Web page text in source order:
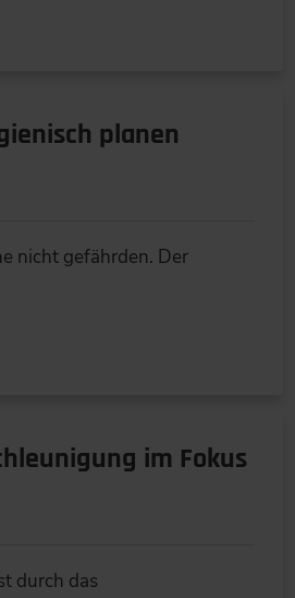
planen
nicht gefährden. Der
im Fokus
durch das